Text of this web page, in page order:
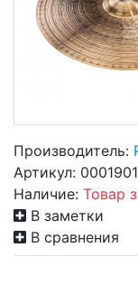
Производитель:
Артикул:
Наличие: Товар
В заметки
В сравнения